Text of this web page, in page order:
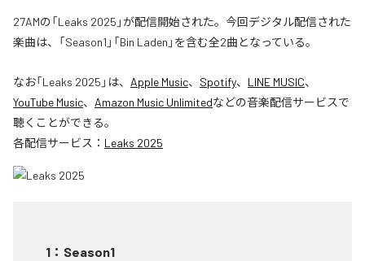
27AMの「Leaks 2025」が配信開始された。今回デジタル配信された
楽曲は、「Season1」「Bin Laden」を含む全2曲となっている。
なお「Leaks 2025 」は、 Apple Music、 Spotify、 LINE MUSIC、
YouTube Music、 Amazon Music Unlimitedなどの音楽配信サービスで
聴くことができる。
各配信サービス： Leaks 2025
1 ： Season1